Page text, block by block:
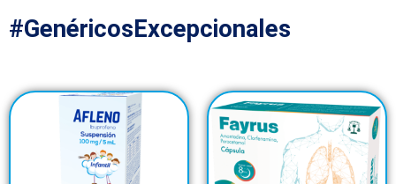
#GenéricosExcepcionales